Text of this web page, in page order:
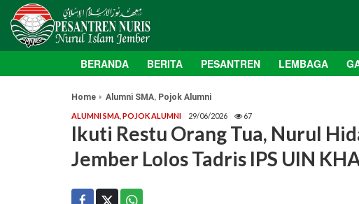
BERANDA BERITA PESANTREN LEMBAGA
Home Alumni SMA, Pojok Alumni
ALUMNI SMA POJOK ALUMNI 29/06/2026 67
Ikuti Restu Orang Tua, Nurul
Jember Lolos Tadris IPS UIN